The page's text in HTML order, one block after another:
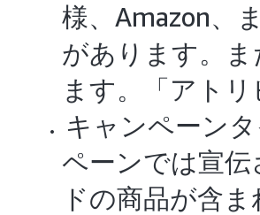
様、Amazon、
があります。
ます。「アト
キャンペーン
ペーンでは宣
ドの商品が含